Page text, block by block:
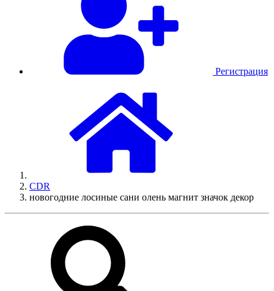
Регистрация
CDR
новогодние лосиные сани олень магнит значок декор